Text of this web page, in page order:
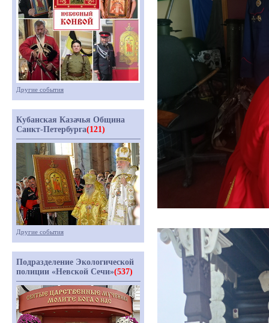
Другие события
Кубанская Казачья Община
Санкт-Петербурга(121)
Другие события
Подразделение Экологической
полиции «Невской Сечи»(537)